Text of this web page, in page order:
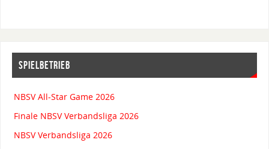
SPIELBETRIEB
NBSV All-Star Game 2026
Finale NBSV Verbandsliga 2026
NBSV Verbandsliga 2026